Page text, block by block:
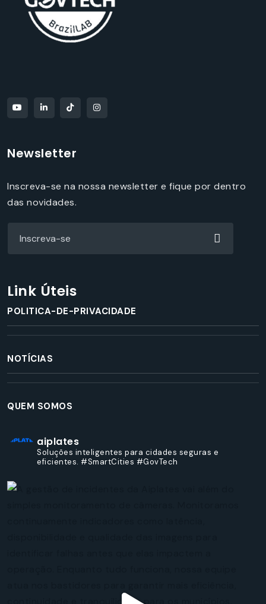
Newsletter
Inscreva-se na nossa newsletter e fique por dentro
das novidades.
Link Úteis
POLITICA-DE-PRIVACIDADE
NOTÍCIAS
QUEM SOMOS
aiplates
Soluções inteligentes para cidades seguras e
eficientes. #SmartCities #GovTech